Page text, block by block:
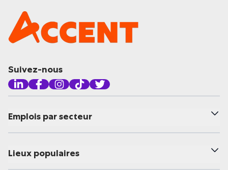
Suivez-nous
Emplois par secteur
Lieux populaires